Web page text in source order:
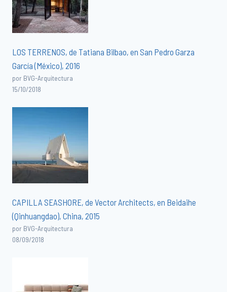
LOS TERRENOS, de Tatiana Bilbao, en San Pedro Garza
García (México), 2016
por BVG-Arquitectura
15/10/2018
CAPILLA SEASHORE, de Vector Architects, en Beidaihe
(Qinhuangdao), China, 2015
por BVG-Arquitectura
08/09/2018